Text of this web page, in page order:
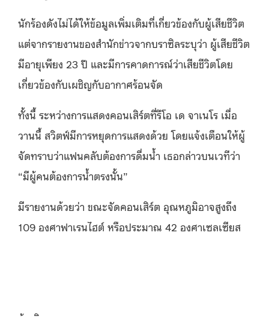
นักร้องดังไม่ได้ให้ข้อมูลเพิ่มเติมที่เกี่ยวข้องกับผู้เสียชีวิต
แต่จากรายงานของสำนักข่าวจากบราซิลระบุว่า ผู้เสียชีวิต
มีอายุเพียง 23 ปี และมีการคาดการณ์ว่าเสียชีวิตโดย
เกี่ยวข้องกับเผชิญกับอากาศร้อนจัด
ทั้งนี้ ระหว่างการแสดงคอนเสิร์ตที่รีโอ เด จาเนโร เมื่อ
วานนี้ สวิตฟ์มีการหยุดการแสดงด้วย โดยแจ้งเตือนให้ผู้
จัดทราบว่าแฟนคลับต้องการดื่มน้ำ เธอกล่าวบนเวทีว่า
“มีผู้คนต้องการน้ำตรงนั้น”
มีรายงานด้วยว่า ขณะจัดคอนเสิร์ต อุณหภูมิอาจสูงถึง
109 องศาฟาเรนไฮต์ หรือประมาณ 42 องศาเซลเซียส